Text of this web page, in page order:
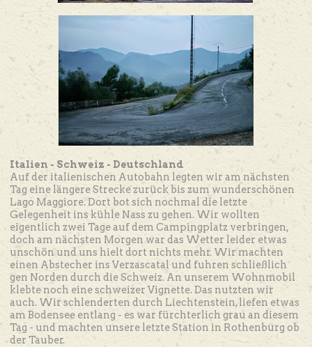
Italien - Schweiz - Deutschland
Auf der italienischen Autobahn legten wir am nächsten
Tag eine längere Strecke zurück bis zum wunderschönen
Lago Maggiore. Dort bot sich nochmal die letzte
Gelegenheit ins kühle Nass zu gehen. Wir wollten
eigentlich zwei Tage auf dem Campingplatz verbringen,
doch am nächsten Morgen war das Wetter leider etwas
unschön und uns hielt dort nichts mehr. Wir machten
einen Abstecher ins Verzascatal und fuhren schließlich
gen Norden durch die Schweiz. An unserem Wohnmobil
klebte noch eine schweizer Vignette. Das nutzten wir
auch. Wir schlenderten durch Liechtenstein, liefen etwas
am Bodensee entlang - es war fürchterlich grau an diesem
Tag - und machten unsere letzte Station in Rothenburg ob
der Tauber.